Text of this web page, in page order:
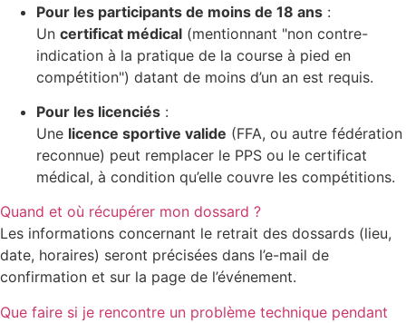
Pour les participants de moins de 18 ans :
Un certificat médical (mentionnant "non contre-
indication à la pratique de la course à pied en
compétition") datant de moins d’un an est requis.
Pour les licenciés :
Une licence sportive valide (FFA, ou autre fédération
reconnue) peut remplacer le PPS ou le certificat
médical, à condition qu’elle couvre les compétitions.
Quand et où récupérer mon dossard ?
Les informations concernant le retrait des dossards (lieu,
date, horaires) seront précisées dans l’e-mail de
confirmation et sur la page de l’événement.
Que faire si je rencontre un problème technique pendant